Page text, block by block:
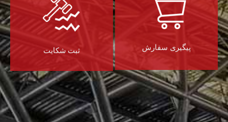
پیگیری سفارش ثبت شکایت